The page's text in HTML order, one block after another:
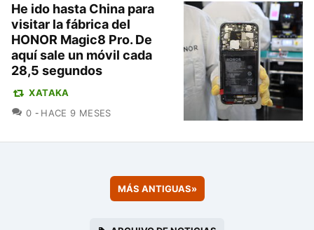
He ido hasta China para
visitar la fábrica del
HONOR Magic8 Pro. De
aquí sale un móvil cada
28,5 segundos
XATAKA
0 COMENTARIOS
HACE 9 MESES
MÁS ANTIGUAS»